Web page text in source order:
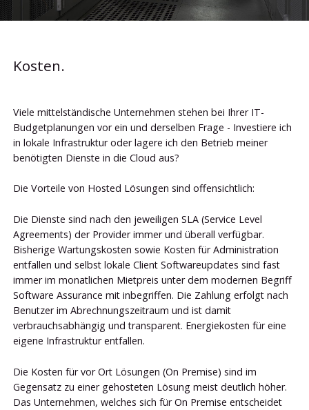
Kosten.
Viele mittelständische Unternehmen stehen bei Ihrer IT-
Budgetplanungen vor ein und derselben Frage - Investiere ich
in lokale Infrastruktur oder lagere ich den Betrieb meiner
benötigten Dienste in die Cloud aus?
Die Vorteile von Hosted Lösungen sind offensichtlich:
Die Dienste sind nach den jeweiligen SLA (Service Level
Agreements) der Provider immer und überall verfügbar.
Bisherige Wartungskosten sowie Kosten für Administration
entfallen und selbst lokale Client Softwareupdates sind fast
immer im monatlichen Mietpreis unter dem modernen Begriff
Software Assurance mit inbegriffen. Die Zahlung erfolgt nach
Benutzer im Abrechnungszeitraum und ist damit
verbrauchsabhängig und transparent. Energiekosten für eine
eigene Infrastruktur entfallen.
Die Kosten für vor Ort Lösungen (On Premise) sind im
Gegensatz zu einer gehosteten Lösung meist deutlich höher.
Das Unternehmen, welches sich für On Premise entscheidet